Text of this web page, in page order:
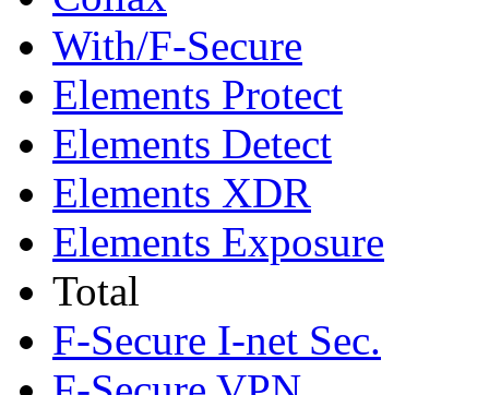
With/F-Secure
Elements Protect
Elements Detect
Elements XDR
Elements Exposure
Total
F-Secure I-net Sec.